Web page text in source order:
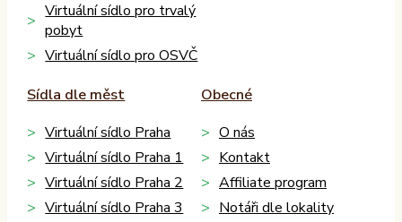
Virtuální sídlo pro trvalý
pobyt
Virtuální sídlo pro OSVČ
Sídla dle měst
Virtuální sídlo Praha
Virtuální sídlo Praha 1
Virtuální sídlo Praha 2
Virtuální sídlo Praha 3
Obecné
O nás
Kontakt
Affiliate program
Notáři dle lokality